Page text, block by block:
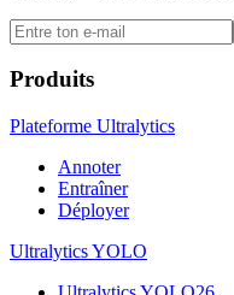
Produits
Plateforme Ultralytics
Annoter
Entraîner
Déployer
Ultralytics YOLO